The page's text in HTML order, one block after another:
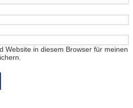
Website in diesem Browser für meinen